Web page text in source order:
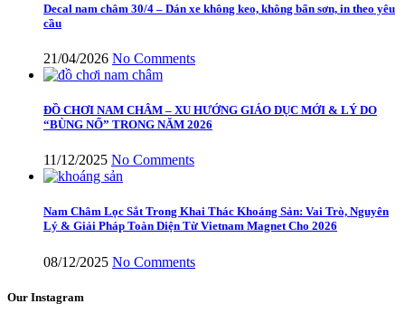
Decal nam châm 30/4 – Dán xe không keo, không bẩn sơn, in theo yêu
cầu
21/04/2026 No Comments
ĐỒ CHƠI NAM CHÂM – XU HƯỚNG GIÁO DỤC MỚI & LÝ DO
“BÙNG NỔ” TRONG NĂM 2026
11/12/2025 No Comments
Nam Châm Lọc Sắt Trong Khai Thác Khoáng Sản: Vai Trò, Nguyên
Lý & Giải Pháp Toàn Diện Từ Vietnam Magnet Cho 2026
08/12/2025 No Comments
Our Instagram